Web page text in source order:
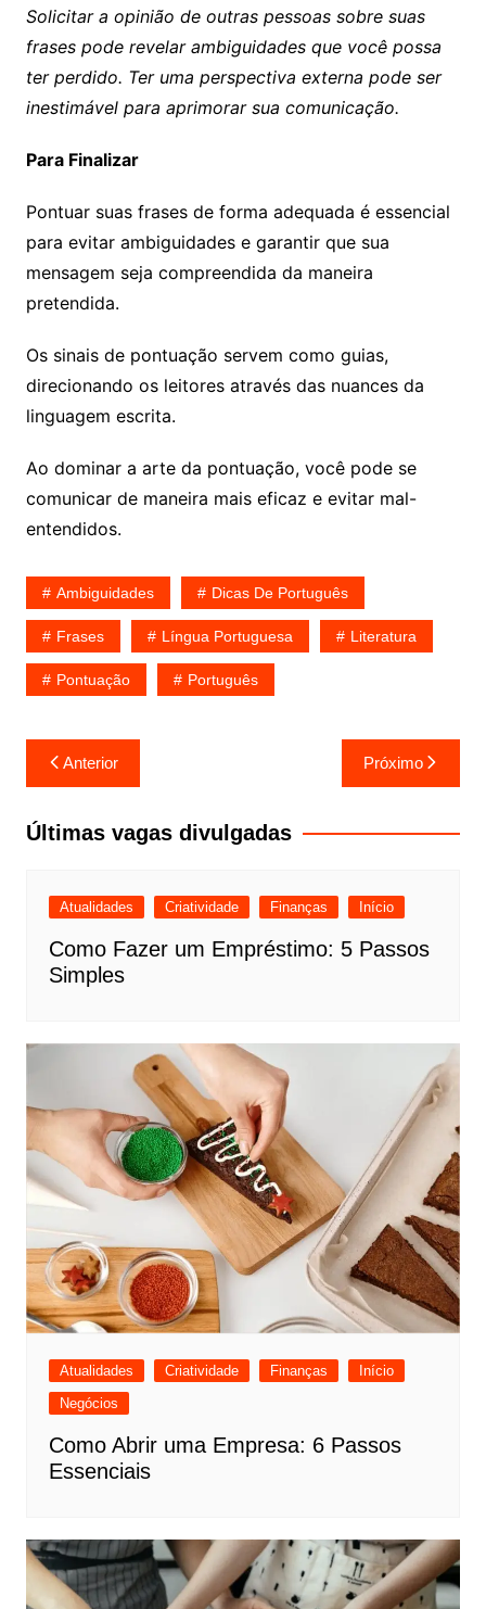
Solicitar a opinião de outras pessoas sobre suas
frases pode revelar ambiguidades que você possa
ter perdido. Ter uma perspectiva externa pode ser
inestimável para aprimorar sua comunicação.
Para Finalizar
Pontuar suas frases de forma adequada é essencial
para evitar ambiguidades e garantir que sua
mensagem seja compreendida da maneira
pretendida.
Os sinais de pontuação servem como guias,
direcionando os leitores através das nuances da
linguagem escrita.
Ao dominar a arte da pontuação, você pode se
comunicar de maneira mais eficaz e evitar mal-
entendidos.
Ambiguidades Dicas De Português
Frases Língua Portuguesa Literatura
Pontuação Português
Navegação
de
Post
Anterior Próximo
Últimas vagas divulgadas
Atualidades Criatividade Finanças Início
Como Fazer um Empréstimo: 5 Passos
Simples
Atualidades Criatividade Finanças
Início
Negócios
Como Abrir uma Empresa: 6 Passos
Essenciais